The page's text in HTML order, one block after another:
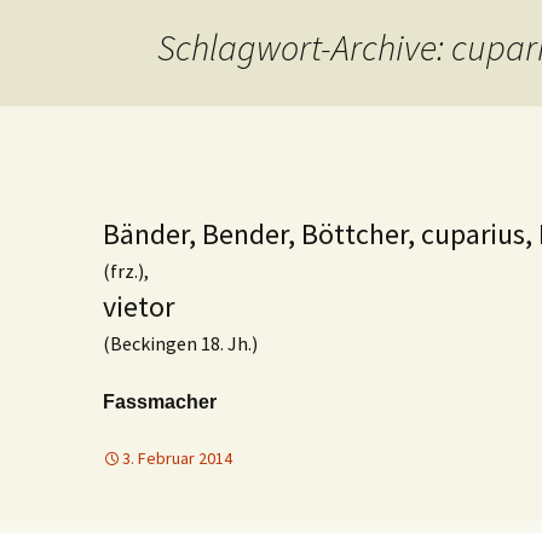
Schlagwort-Archive:
Bänder, Bender, Böttcher,
(frz.),
vietor
(Beckingen 18. Jh.)
Fassmacher
3. Februar 2014